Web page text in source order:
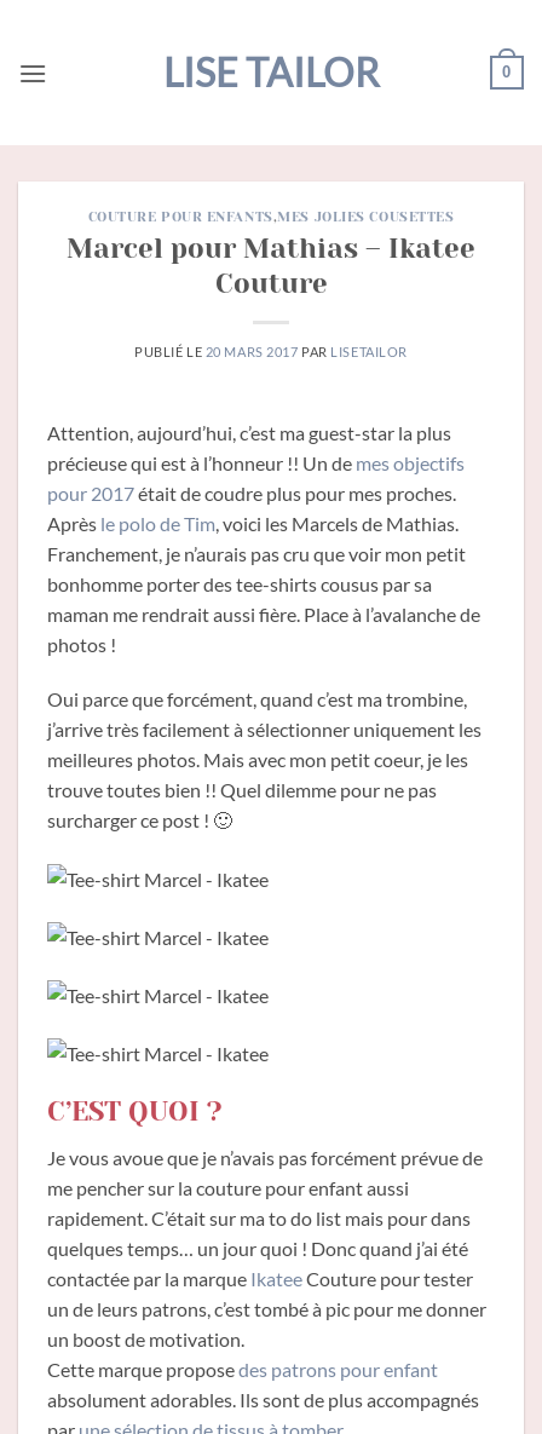
contenu
LISE TAILOR 0
COUTURE POUR ENFANTS,MES JOLIES COUSETTES
Marcel pour Mathias – Ikatee
Couture
PUBLIÉ LE 20 MARS 2017 PAR LISETAILOR
Attention, aujourd’hui, c’est ma guest-star la plus
précieuse qui est à l’honneur !! Un de mes objectifs
pour 2017était de coudre plus pour mes proches.
Après le polo de Tim , voici les Marcels de Mathias.
Franchement, je n’aurais pas cru que voir mon petit
bonhomme porter des tee-shirts cousus par sa
maman me rendrait aussi fière. Place à l’avalanche de
photos !
Oui parce que forcément, quand c’est ma trombine,
j’arrive très facilement à sélectionner uniquement les
meilleures photos. Mais avec mon petit coeur, je les
trouve toutes bien !! Quel dilemme pour ne pas
surcharger ce post ! 🙂
C’EST QUOI ?
Je vous avoue que je n’avais pas forcément prévue de
me pencher sur la couture pour enfant aussi
rapidement. C’était sur ma to do list mais pour dans
quelques temps… un jour quoi ! Donc quand j’ai été
contactée par la marque IkateeCouture pour tester
un de leurs patrons, c’est tombé à pic pour me donner
un boost de motivation.
Cette marque proposedes patrons pour enfant
absolument adorables. Ils sont de plus accompagnés